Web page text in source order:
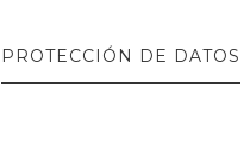
PROTECCIÓN DE DATOS